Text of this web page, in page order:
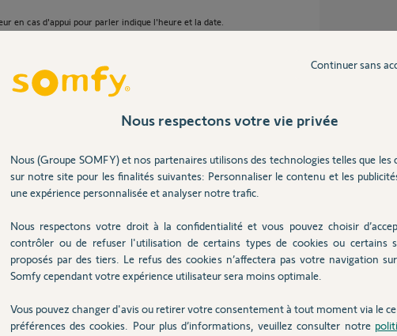
en cas d'appui pour parler indique l'heure et la date.
l'écran est bleu.
court :
de rue et brancher-là (avec un petit morceau de câble
module de connectivité pour faire des essais.
de connectivité est défectueux.
existants.
Nous respectons votre vie privée
Nous (Groupe SOMFY) et nos partenaires utilisons des technologies telles que les
sur notre site pour les finalités suivantes: Personnaliser le contenu et les
une expérience personnalisée et analyser notre trafic.
Nous respectons votre droit à la confidentialité et vous pouvez choisir
contrôler ou de refuser l'utilisation de certains types de cookies ou certains
proposés par des tiers. Le refus des cookies n’affectera pas votre navigation
Somfy cependant votre expérience utilisateur sera moins optimale.
Vous pouvez changer d'avis ou retirer votre consentement à tout moment via le
préférences des cookies. Pour plus d’informations, veuillez consulter notre
Continuer sans